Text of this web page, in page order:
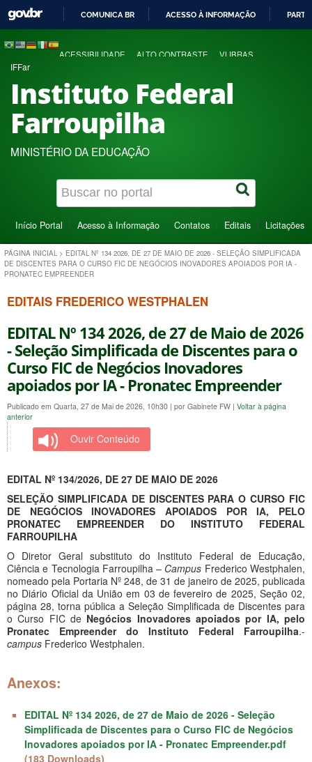
COMUNICA BR ACESSO À INFORMAÇÃO
ACESSIBILIDADE ALTO CONTRASTE VLIBRAS
IFFar
Instituto Federal
Farroupilha
MINISTÉRIO DA EDUCAÇÃO
Início Portal Acesso à Informação Contatos Editais Licitações
PÁGINA INICIAL > EDITAL Nº 134 2026, DE 27 DE MAIO DE 2026 - SELEÇÃO SIMPLIFICADA
DE DISCENTES PARA O CURSO FIC DE NEGÓCIOS INOVADORES APOIADOS POR IA -
PRONATEC EMPREENDER
EDITAIS FREDERICO WESTPHALEN
EDITAL Nº 134 2026, de 27 de Maio de 2026
- Seleção Simplificada de Discentes para o
Curso FIC de Negócios Inovadores
apoiados por IA - Pronatec Empreender
Publicado em Quarta, 27 de Mai de 2026, 10h30 | por Gabinete FW | Voltar à página
anterior
Ouvir Conteúdo
EDITAL Nº 134/2026, DE 27 DE MAIO DE 2026
SELEÇÃO SIMPLIFICADA DE DISCENTES PARA O CURSO FIC
DE NEGÓCIOS INOVADORES APOIADOS POR IA, PELO
PRONATEC EMPREENDER DO INSTITUTO FEDERAL
FARROUPILHA
O Diretor Geral substituto do Instituto Federal de Educação,
Ciência e Tecnologia Farroupilha – Campus Frederico Westphalen,
nomeado pela Portaria Nº 248, de 31 de janeiro de 2025, publicada
no Diário Oficial da União em 03 de fevereiro de 2025, Seção 02,
página 28, torna pública a Seleção Simplificada de Discentes para
o Curso FIC de Negócios Inovadores apoiados por IA, pelo
Pronatec Empreender do Instituto Federal Farroupilha.-
campus Frederico Westphalen.
Anexos:
EDITAL Nº 134 2026, de 27 de Maio de 2026 - Seleção
Simplificada de Discentes para o Curso FIC de Negócios
Inovadores apoiados por IA - Pronatec Empreender.pdf
(183 Downloads)